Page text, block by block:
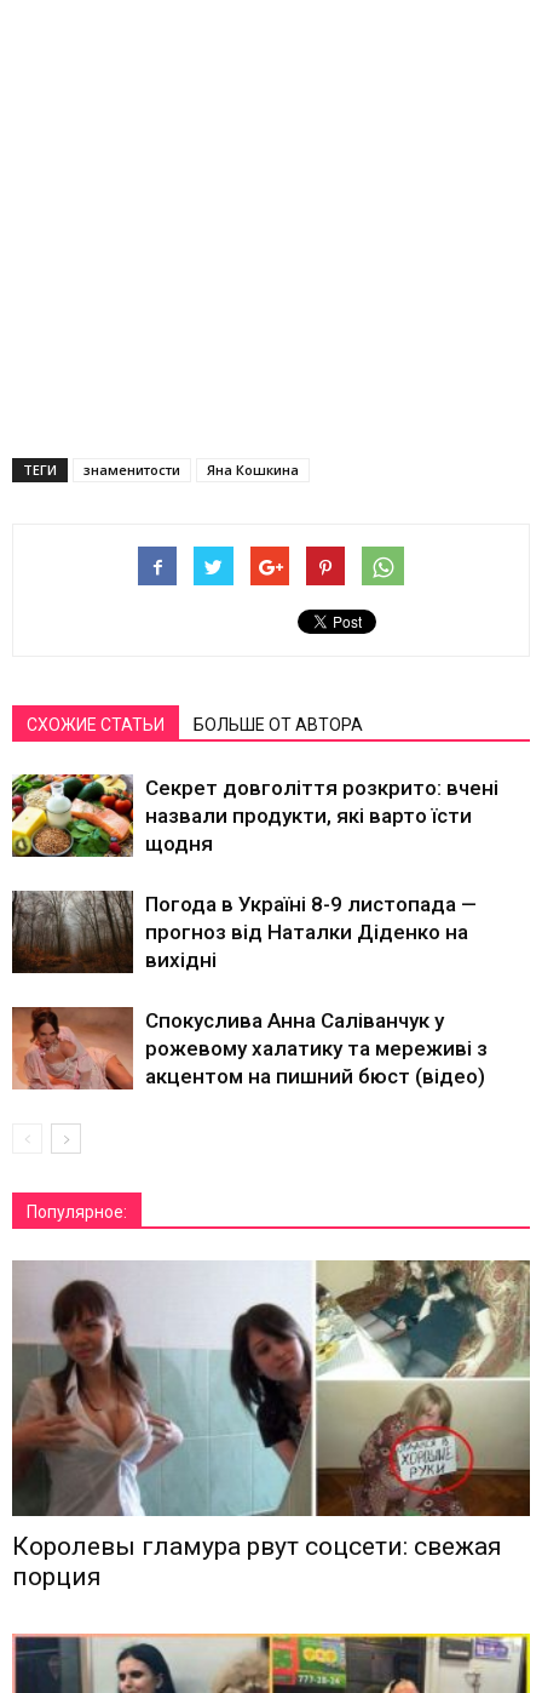
ТЕГИ знаменитости Яна Кошкина
СХОЖИЕ СТАТЬИ БОЛЬШЕ ОТ АВТОРА
Секрет довголіття розкрито: вчені
назвали продукти, які варто їсти
щодня
Погода в Україні 8-9 листопада —
прогноз від Наталки Діденко на
вихідні
Спокуслива Анна Саліванчук у
рожевому халатику та мереживі з
акцентом на пишний бюст (відео)
Популярное:
Королевы гламура рвут соцсети: свежая
порция